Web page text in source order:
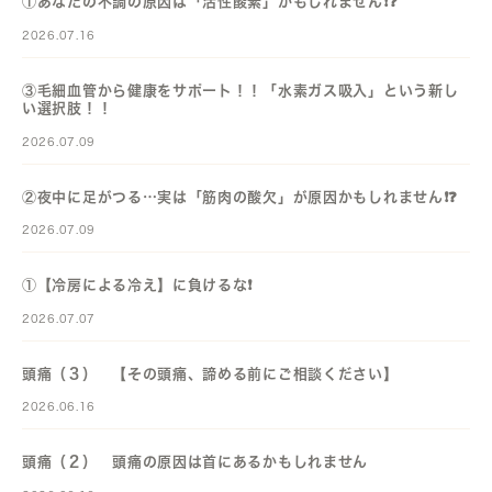
2026.07.16
③毛細血管から健康をサポート！！「水素ガス吸入」という新し
い選択肢！！
2026.07.09
②夜中に足がつる…実は「筋肉の酸欠」が原因かもしれません❗️❓️
2026.07.09
①【冷房による冷え】に負けるな❗️
2026.07.07
頭痛（３） 【その頭痛、諦める前にご相談ください】
2026.06.16
頭痛（２） 頭痛の原因は首にあるかもしれません